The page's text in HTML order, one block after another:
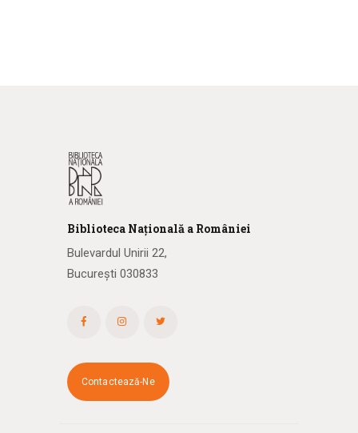
Biblioteca Națională a României
Bulevardul Unirii 22,
București 030833
Contactează-Ne